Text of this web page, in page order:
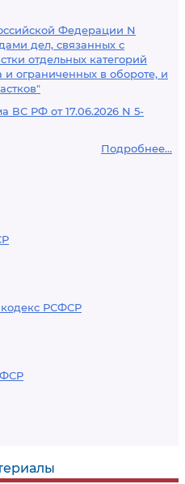
Федерации N
дел, связанных с
отдельных категорий
и ограниченных в обороте, и
ВС РФ от 17.06.2026 N 5-
Подробнее...
кодекс РСФСР